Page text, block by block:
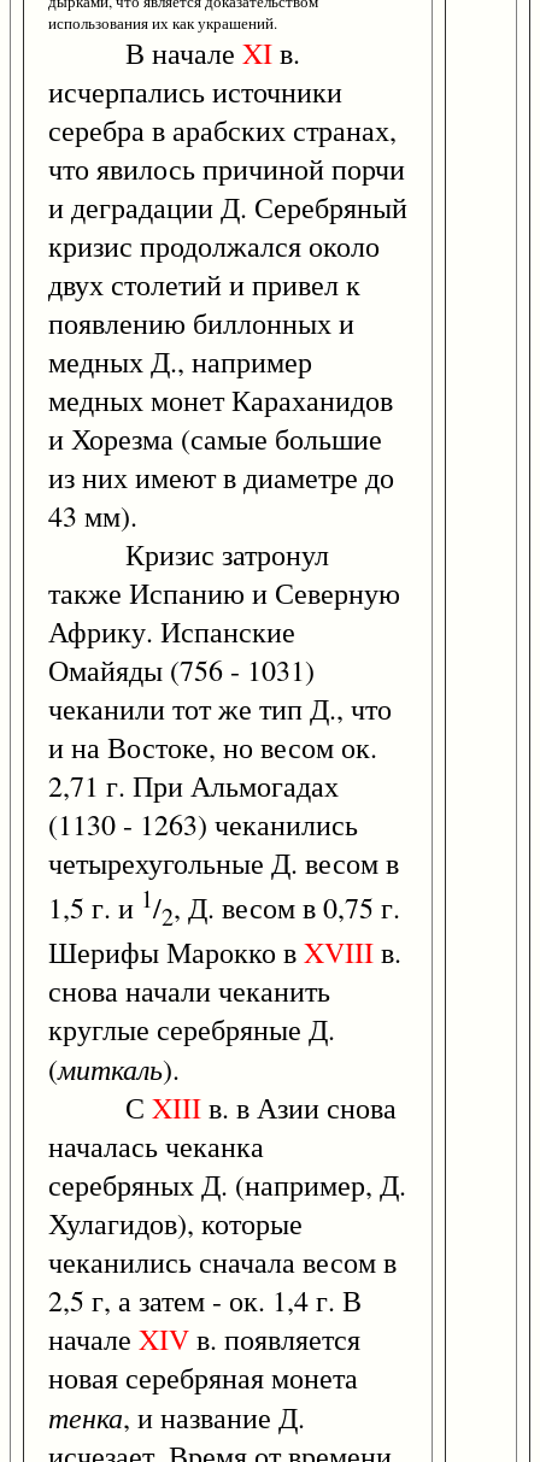
использования их как украшений.
В начале XIв.
исчерпались источники
серебра в арабских странах,
что явилось причиной порчи
и деградации Д. Серебряный
кризис продолжался около
двух столетий и привел к
появлению биллонных и
медных Д., например
медных монет Караханидов
и Хорезма (самые большие
из них имеют в диаметре до
43 мм).
Кризис затронул
также Испанию и Северную
Африку. Испанские
Омайяды (756 - 1031)
чеканили тот же тип Д., что
и на Востоке, но весом ок.
2,71 г. При Альмогадах
(1130 - 1263) чеканились
четырехугольные Д. весом в
1,5 г. и 1/2, Д. весом в 0,75 г.
Шерифы Марокко вXVIIIв.
снова начали чеканить
круглые серебряные Д.
(миткаль).
С XIIIв. в Азии снова
началась чеканка
серебряных Д. (например, Д.
Хулагидов), которые
чеканились сначала весом в
2,5 г, а затем - ок. 1,4 г. В
начале XIVв. появляется
новая серебряная монета
тенка, и название Д.